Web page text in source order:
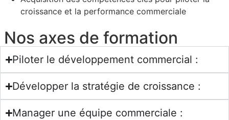
croissance et la performance commerciale
Nos axes de formation
Piloter le développement commercial :
Développer la stratégie de croissance :
Manager une équipe commerciale :